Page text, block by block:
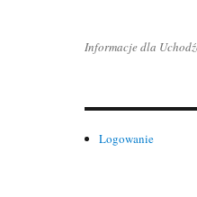
Informacje dla
Logowanie